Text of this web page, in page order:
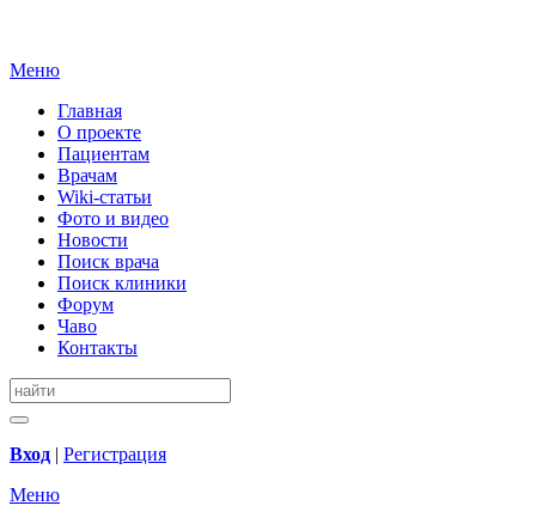
Меню
Главная
О проекте
Пациентам
Врачам
Wiki-статьи
Фото и видео
Новости
Поиск врача
Поиск клиники
Форум
Чаво
Контакты
Вход | Регистрация
Меню